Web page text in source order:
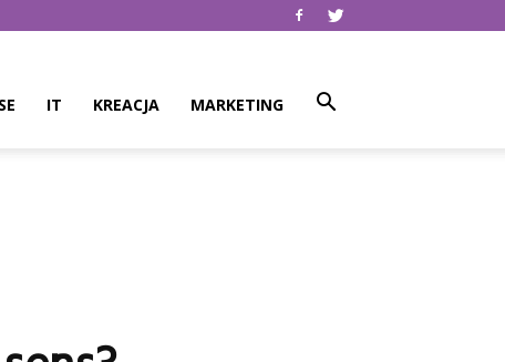
IT KREACJA MARKETING